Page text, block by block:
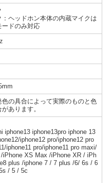
：ヘッドホン本体の内蔵マイクは
ードのみ対応
色の具合によって実際のものと色
あります。
iphone13 iphone13pro iphone 13
iphone12 pro/iphone12 pro
iphone11 pro/iphone11 pro maxi/
iPhone XS Max /iPhone XR / iPh
plus /iphone 7 / 7 plus /6/ 6s / 6
/ 5 / 5c